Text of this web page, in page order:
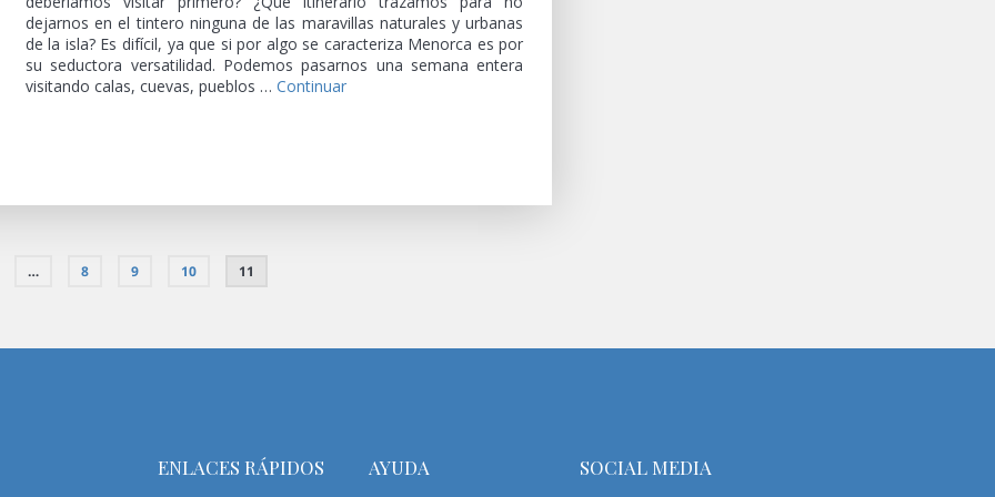
dejarnos en el tintero ninguna de las maravillas naturales y urbanas
de la isla? Es difícil, ya que si por algo se caracteriza Menorca es por
su seductora versatilidad. Podemos pasarnos una semana entera
visitando calas, cuevas, pueblos … Continuar
… 8 9 10 11
ENLACES RÁPIDOS AYUDA SOCIAL MEDIA